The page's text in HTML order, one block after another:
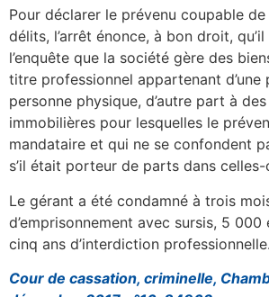
Pour déclarer le prévenu coupable de
délits, l’arrêt énonce, à bon droit,
l’enquête que la société gère des
titre professionnel appartenant d’une
personne physique, d’autre part à
immobilières pour lesquelles le
mandataire et qui ne se confondent
s’il était porteur de parts dans celles-
Le gérant a été condamné à trois
d’emprisonnement avec sursis, 5 000
cinq ans d’interdiction professionnelle.
Cour de cassation, criminelle,